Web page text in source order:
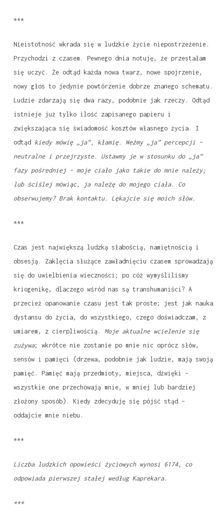
***
Nieistotność wkrada się w ludzkie życie niepostrzeżenie.
Przychodzi z czasem. Pewnego dnia notuję, że przestałam
się uczyć. Że odtąd każda nowa twarz, nowe spojrzenie,
nowy głos to jedynie powtórzenie dobrze znanego schematu.
Ludzie zdarzają się dwa razy, podobnie jak rzeczy. Odtąd
istnieje już tylko ilość zapisanego papieru i
zwiększająca się świadomość kosztów własnego życia. I
odtąd kiedy mówię „ja”, kłamię. Weźmy „ja” percepcji –
neutralne i przejrzyste. Ustawmy je w stosunku do „ja”
fazy pośredniej – moje ciało jako takie do mnie należy;
lub ściślej mówiąc, ja należę do mojego ciała. Co
obserwujemy? Brak kontaktu. Lękajcie się moich słów.
***
Czas jest największą ludzką słabością, namiętnością i
obsesją. Zaklęcia służące zawładnięciu czasem sprowadzają
się do uwielbienia wieczności; po cóż wymyśliliśmy
kriogenikę, dlaczego wśród nas są transhumaniści? A
przecież opanowanie czasu jest tak proste; jest jak nauka
dystansu do życia, do wszystkiego, czego doświadczam, z
umiarem, z cierpliwością. Moje aktualne wcielenie się
zużywa; wkrótce nie zostanie po mnie nic oprócz słów,
sensów i pamięci (drzewa, podobnie jak ludzie, mają swoją
pamięć. Pamięć mają przedmioty, miejsca, dźwięki –
wszystkie one przechowają mnie, w mniej lub bardziej
złożony sposób). Kiedy zdecyduję się pójść stąd –
oddajcie mnie niebu.
***
Liczba ludzkich opowieści życiowych wynosi 6174, co
odpowiada pierwszej stałej według Kaprekara.
***